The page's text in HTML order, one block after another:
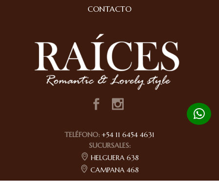
CONTACTO
TELÉFONO: +54 11 6454 4631
SUCURSALES:
HELGUERA 638
CAMPANA 468